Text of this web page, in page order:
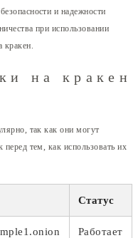
и надежности
при использовании
кракен.
на кракен
так как они могут
перед тем, как использовать их
Статус
Работает